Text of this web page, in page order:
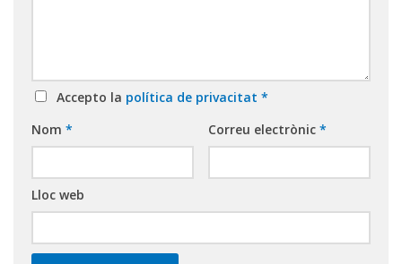
Accepto la política de privacitat *
Nom * Correu electrònic *
Lloc web